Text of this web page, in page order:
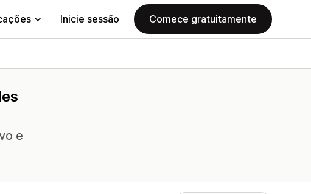
Inicie sessão Comece gratuitamente
e